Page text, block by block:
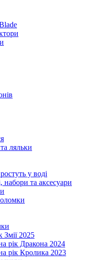
ляльки
у воді
набори та аксесуари
Змії 2025
рік Дракона 2024
рік Кролика 2023